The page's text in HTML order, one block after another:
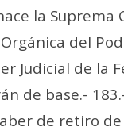
la Suprema
del
Judicial de la
de base.-
de retiro